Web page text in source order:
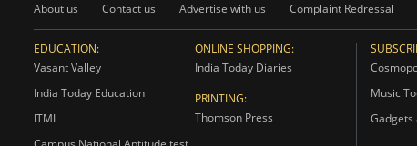
About us Contact us Advertise with us Complaint Redressal
EDUCATION:
Vasant Valley
India Today Education
ITMI
ONLINE SHOPPING:
India Today Diaries
PRINTING:
Thomson Press
Music
Gadgets